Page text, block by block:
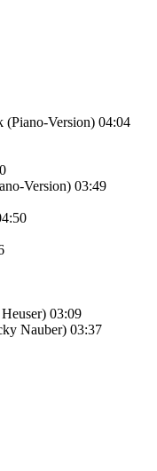
(Piano-Version) 04:04
Version) 03:49
03:09
Nauber) 03:37